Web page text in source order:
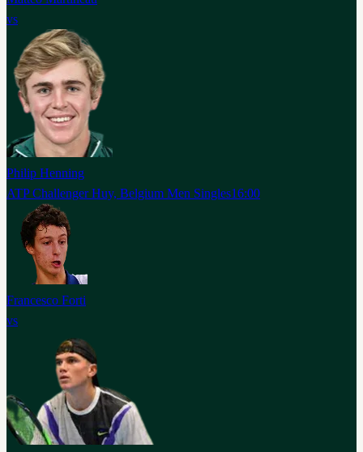
vs
Philip Henning
ATP Challenger Huy, Belgium Men Singles16:00
Francesco Forti
vs